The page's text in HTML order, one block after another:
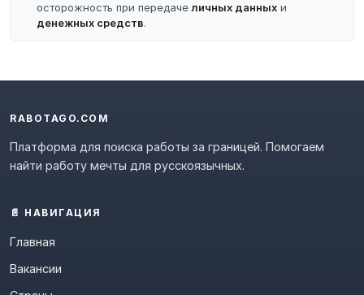
осторожность при передачеличных данных и
денежных средств.
RABOTAGO.COM
Платформа для поиска работы за границей. Помогаем
найти работу мечты для русскоязычных.
📄 НАВИГАЦИЯ
Главная
Вакансии